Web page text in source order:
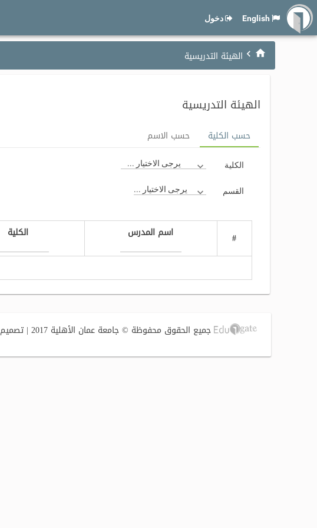
دخول
الهيئة التدريسية
الهيئة التدريسية
حسب الكلية حسب الاسم
الكلية يرجى الاختيار ...
القسم يرجى الاختيار ...
# اسم المدرس الكلية
جميع الحقوق محفوظة © جامعة عمان الأهلية 2017 | تصميم وتطوير الشركة الفنية لتوطين التقنية (ATS)